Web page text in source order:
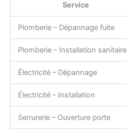
Service
Plomberie – Dépannage fuite
Plomberie – Installation sanitaire
Électricité – Dépannage
Électricité – Installation
Serrurerie – Ouverture porte